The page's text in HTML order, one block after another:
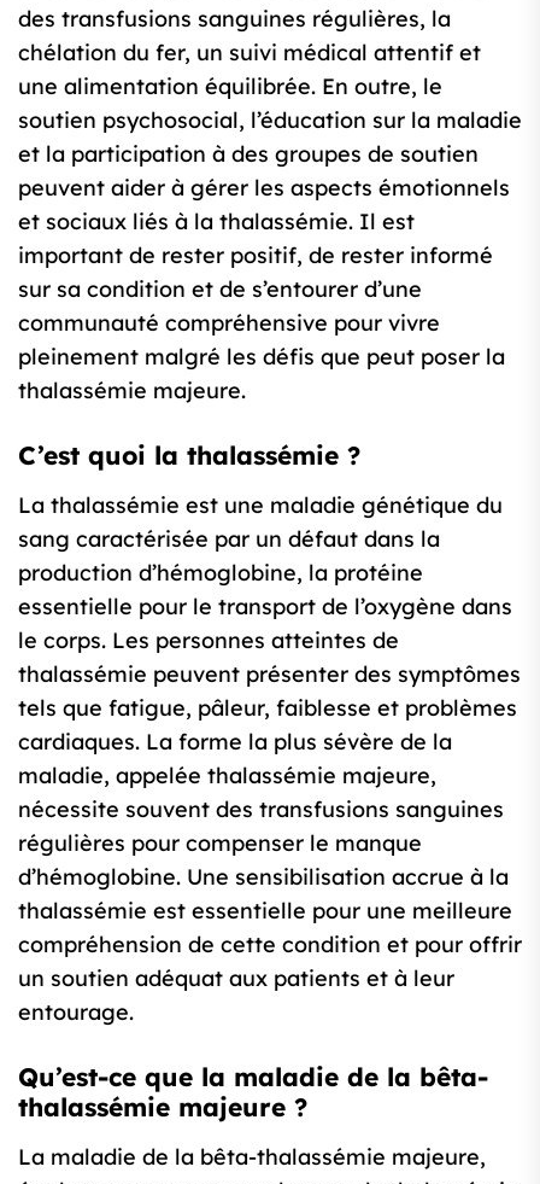
des transfusions sanguines régulières, la
chélation du fer, un suivi médical attentif et
une alimentation équilibrée. En outre, le
soutien psychosocial, l’éducation sur la maladie
et la participation à des groupes de soutien
peuvent aider à gérer les aspects émotionnels
et sociaux liés à la thalassémie. Il est
important de rester positif, de rester informé
sur sa condition et de s’entourer d’une
communauté compréhensive pour vivre
pleinement malgré les défis que peut poser la
thalassémie majeure.
C’est quoi la thalassémie ?
La thalassémie est une maladie génétique du
sang caractérisée par un défaut dans la
production d’hémoglobine, la protéine
essentielle pour le transport de l’oxygène dans
le corps. Les personnes atteintes de
thalassémie peuvent présenter des symptômes
tels que fatigue, pâleur, faiblesse et problèmes
cardiaques. La forme la plus sévère de la
maladie, appelée thalassémie majeure,
nécessite souvent des transfusions sanguines
régulières pour compenser le manque
d’hémoglobine. Une sensibilisation accrue à la
thalassémie est essentielle pour une meilleure
compréhension de cette condition et pour offrir
un soutien adéquat aux patients et à leur
entourage.
Qu’est-ce que la maladie de la bêta-
thalassémie majeure ?
La maladie de la bêta-thalassémie majeure,